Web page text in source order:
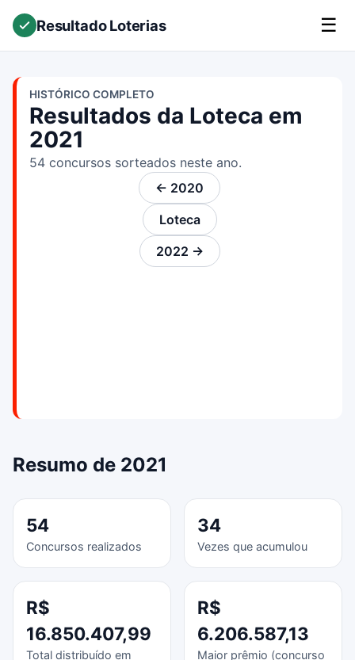
Resultado Loterias ☰
HISTÓRICO COMPLETO
Resultados da Loteca em
2021
54 concursos sorteados neste ano.
← 2020
Loteca
2022 →
Resumo de 2021
54
Concursos realizados
34
Vezes que acumulou
R$
16.850.407,99
Total distribuído em
R$
6.206.587,13
Maior prêmio (concurso